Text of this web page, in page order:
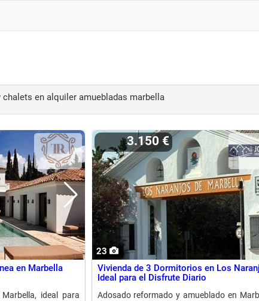
chalets en alquiler amuebladas marbella
en Marbella
ideal para
23
3.150 €
Vivienda de 3 Dormitorios en Los
Ideal para el Disfrute Diario
Adosado reformado y amueblado en